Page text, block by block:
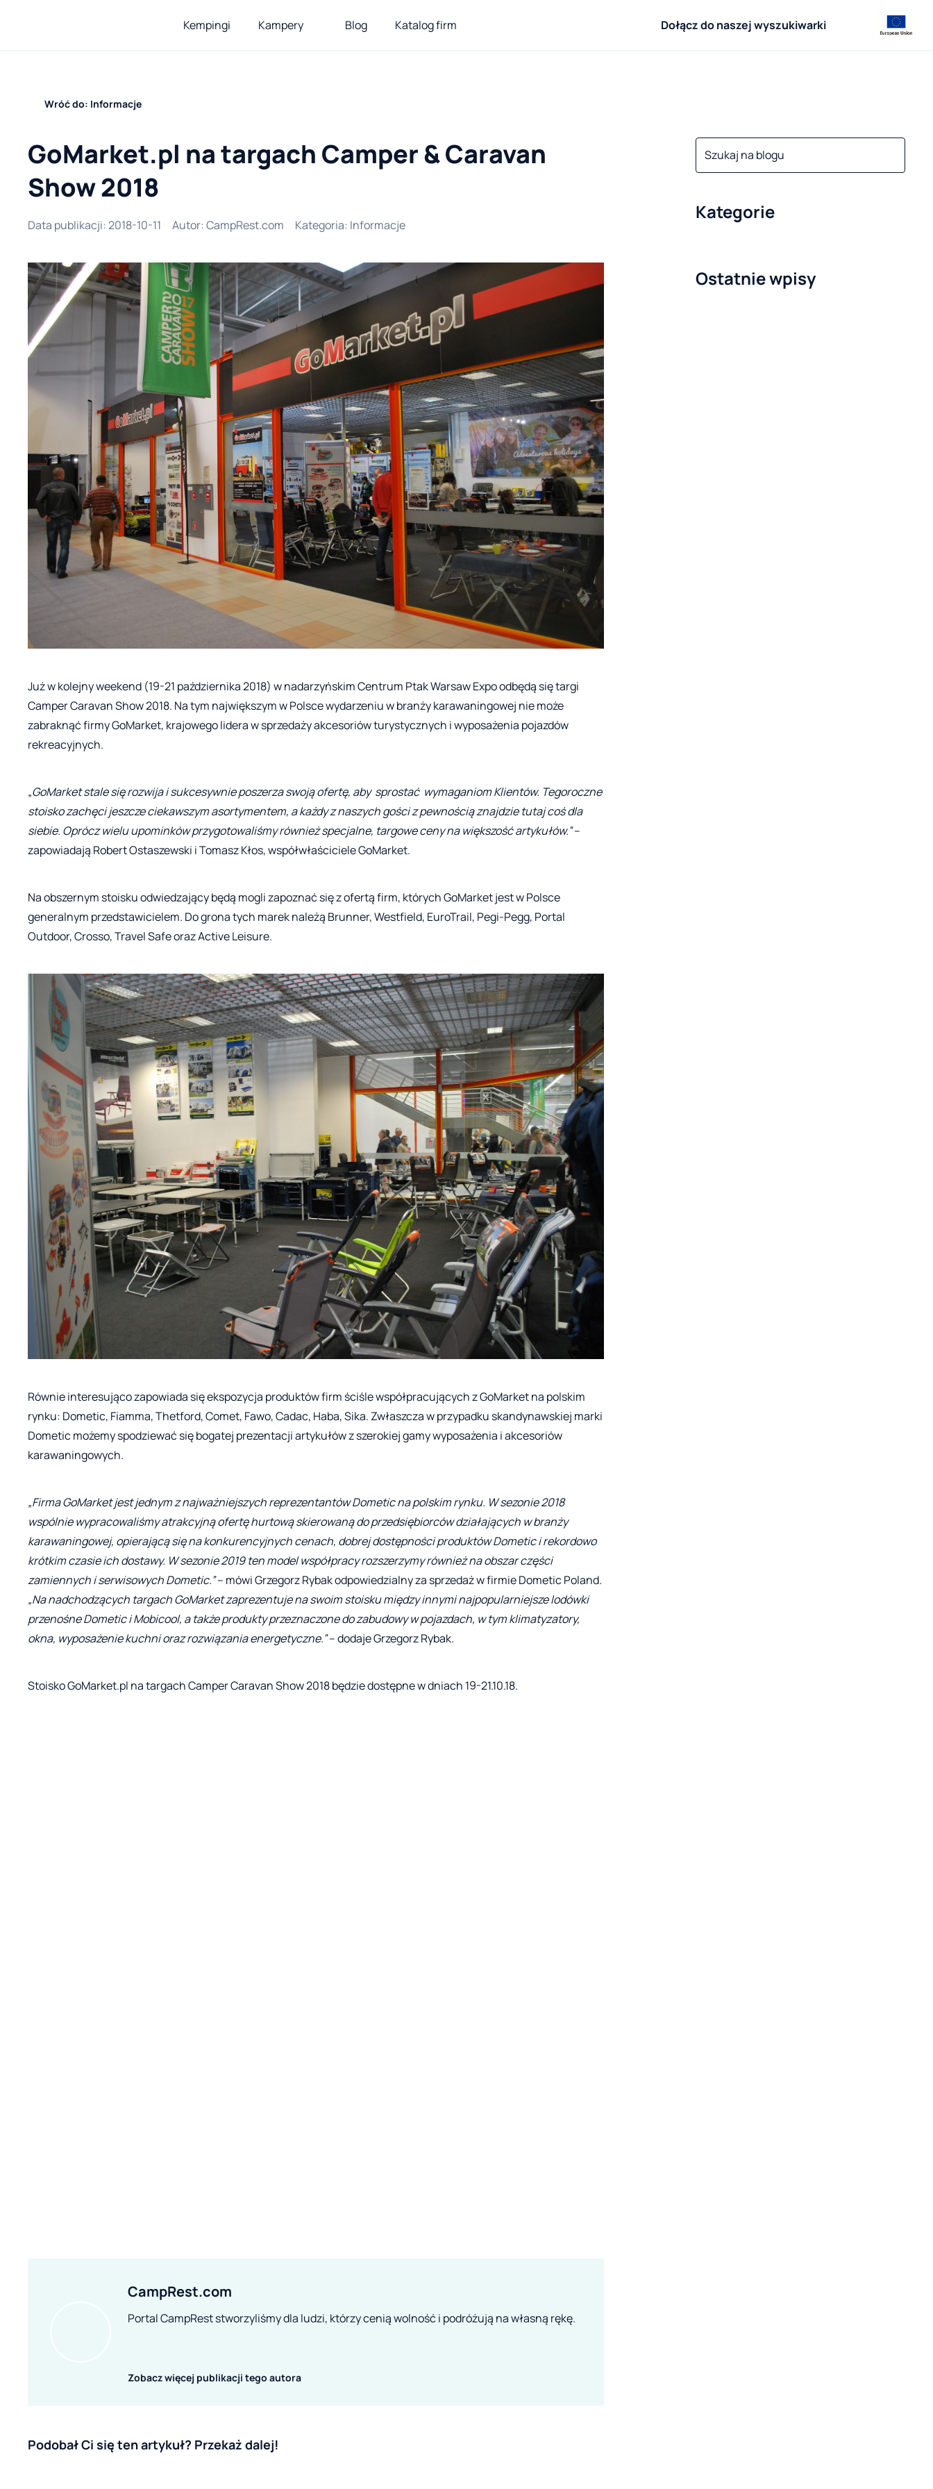
Kempingi Kampery Blog Katalog firm Dołącz do naszej wyszukiwarki
Wróć do: Informacje
Kategorie
GoMarket.pl na targach Camper & Caravan
Show 2018
Data publikacji: 2018-10-11 Autor: CampRest.com Kategoria: Informacje
Już w kolejny weekend (19-21 października 2018) w nadarzyńskim Centrum Ptak Warsaw Expo odbędą się targi
Camper Caravan Show 2018. Na tym największym w Polsce wydarzeniu w branży karawaningowej nie może
zabraknąć firmy GoMarket, krajowego lidera w sprzedaży akcesoriów turystycznych i wyposażenia pojazdów
rekreacyjnych.
„GoMarket stale się rozwija i sukcesywnie poszerza swoją ofertę, aby sprostać wymaganiom Klientów. Tegoroczne
stoisko zachęci jeszcze ciekawszym asortymentem, a każdy z naszych gości z pewnością znajdzie tutaj coś dla
siebie. Oprócz wielu upominków przygotowaliśmy również specjalne, targowe ceny na większość artykułów.”–
zapowiadają Robert Ostaszewski i Tomasz Kłos, współwłaściciele GoMarket.
Na obszernym stoisku odwiedzający będą mogli zapoznać się z ofertą firm, których GoMarket jest w Polsce
generalnym przedstawicielem. Do grona tych marek należą Brunner, Westfield, EuroTrail, Pegi-Pegg, Portal
Outdoor, Crosso, Travel Safe oraz Active Leisure.
Równie interesująco zapowiada się ekspozycja produktów firm ściśle współpracujących z GoMarket na polskim
rynku: Dometic, Fiamma, Thetford, Comet, Fawo, Cadac, Haba, Sika. Zwłaszcza w przypadku skandynawskiej marki
Dometic możemy spodziewać się bogatej prezentacji artykułów z szerokiej gamy wyposażenia i akcesoriów
karawaningowych.
„Firma GoMarket jest jednym z najważniejszych reprezentantów Dometic na polskim rynku. W sezonie 2018
wspólnie wypracowaliśmy atrakcyjną ofertę hurtową skierowaną do przedsiębiorców działających w branży
karawaningowej, opierającą się na konkurencyjnych cenach, dobrej dostępności produktów Dometic i rekordowo
krótkim czasie ich dostawy. W sezonie 2019 ten model współpracy rozszerzymy również na obszar części
zamiennych i serwisowych Dometic.”– mówi Grzegorz Rybak odpowiedzialny za sprzedaż w firmie Dometic Poland.
„Na nadchodzących targach GoMarket zaprezentuje na swoim stoisku między innymi najpopularniejsze lodówki
przenośne Dometic i Mobicool, a także produkty przeznaczone do zabudowy w pojazdach, w tym klimatyzatory,
okna, wyposażenie kuchni oraz rozwiązania energetyczne.”– dodaje Grzegorz Rybak.
Stoisko GoMarket.pl na targach Camper Caravan Show 2018 będzie dostępne w dniach 19-21.10.18.
CampRest.com
Portal CampRest stworzyliśmy dla ludzi, którzy cenią wolność i podróżują na własną rękę.
Zobacz więcej publikacji tego autora
Podobał Ci się ten artykuł? Przekaż dalej!
Ostatnie wpisy